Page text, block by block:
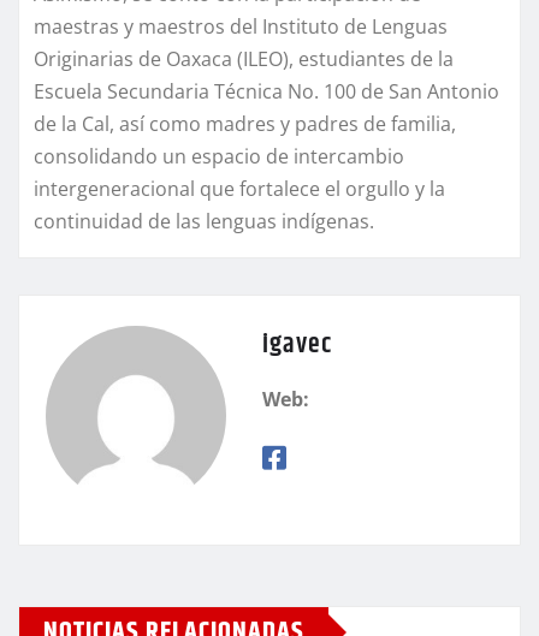
maestras y maestros del Instituto de Lenguas
Originarias de Oaxaca (ILEO), estudiantes de la
Escuela Secundaria Técnica No. 100 de San Antonio
de la Cal, así como madres y padres de familia,
consolidando un espacio de intercambio
intergeneracional que fortalece el orgullo y la
continuidad de las lenguas indígenas.
igavec
Web: